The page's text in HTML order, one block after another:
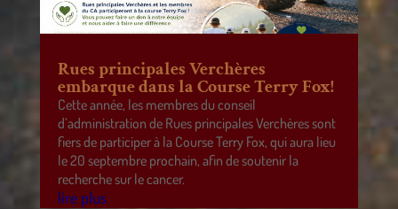
Rues principales Verchères
embarque dans la Course Terry Fox!
Cette année, les membres du conseil
d’administration de Rues principales Verchères sont
fiers de participer à la Course Terry Fox, qui aura lieu
le 20 septembre prochain, afin de soutenir la
recherche sur le cancer.
lire plus